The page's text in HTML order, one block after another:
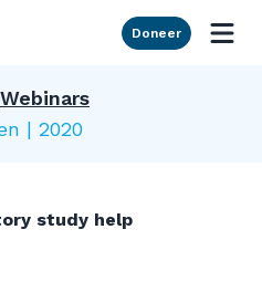
Doneer
Webinars
| 2020
study help